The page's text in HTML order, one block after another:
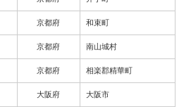
京都府 和束町
京都府 南山城村
京都府 相楽郡精華町
大阪府 大阪市